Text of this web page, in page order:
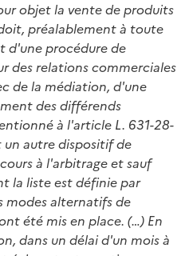
objet la vente de produits
préalablement à toute
d'une procédure de
des relations commerciales
de la médiation, d'une
des différends
à l'article L. 631-28-
un autre dispositif de
à l'arbitrage et sauf
la liste est définie par
modes alternatifs de
été mis en place. (…) En
dans un délai d'un mois à